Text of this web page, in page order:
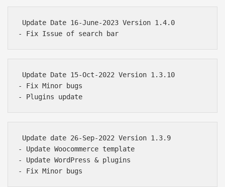
Update Date 16-June-2023 Version 1.4.0
Update Date 15-Oct-2022 Version 1.3.10
- Fix Minor bugs
Update date 26-Sep-2022 Version 1.3.9
- Update Woocommerce template
- Update WordPress & plugins